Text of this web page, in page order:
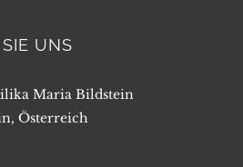
UNS
Maria Bildstein
Österreich